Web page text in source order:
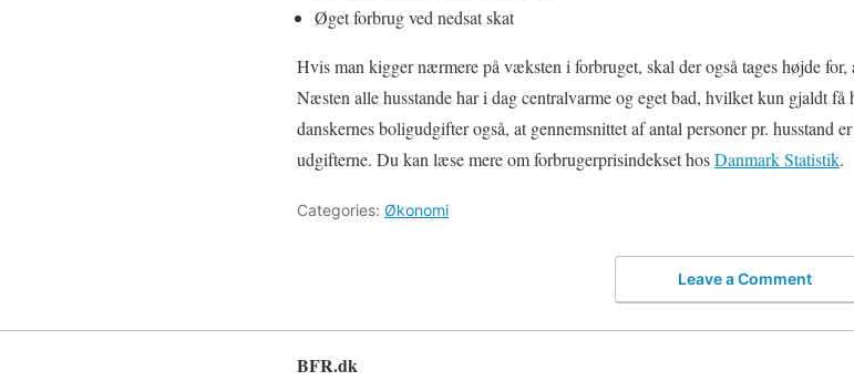
Øget forbrug ved nedsat skat
Hvis man kigger nærmere på væksten i forbruget, skal der også tages højde
Næsten alle husstande har i dag centralvarme og eget bad, hvilket kun gjaldt
danskernes boligudgifter også, at gennemsnittet af antal personer pr. husstand
udgifterne. Du kan læse mere om forbrugerprisindekset hosDanmark Statistik.
Categories: Økonomi
Leave a Comment
BFR.dk